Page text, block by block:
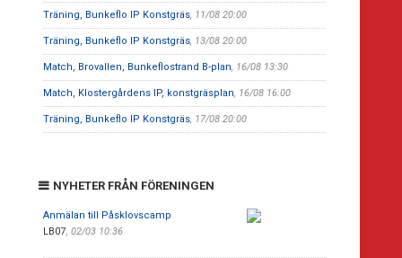
Träning, Bunkeflo IP Konstgräs, 11/08 20:00
Träning, Bunkeflo IP Konstgräs, 13/08 20:00
Match, Brovallen, Bunkeflostrand B-plan, 16/08 13:30
Match, Klostergårdens IP, konstgräsplan, 16/08 16:00
Träning, Bunkeflo IP Konstgräs, 17/08 20:00
NYHETER FRÅN FÖRENINGEN
Anmälan till Påsklovscamp
LB07,02/03 10:36